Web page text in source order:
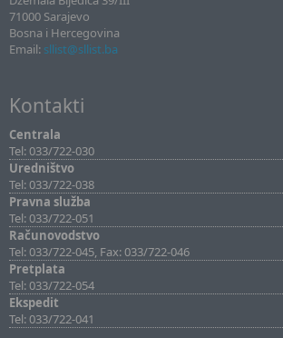
71000 Sarajevo
Bosna i Hercegovina
Email: sllist@sllist.ba
Kontakti
Centrala
Tel: 033/722-030
Uredništvo
Tel: 033/722-038
Pravna služba
Tel: 033/722-051
Računovodstvo
Tel: 033/722-045, Fax: 033/722-046
Pretplata
Tel: 033/722-054
Ekspedit
Tel: 033/722-041